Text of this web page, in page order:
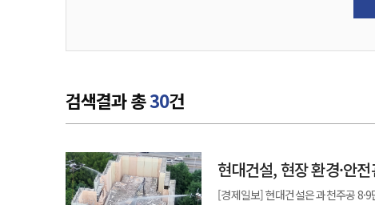
검색결과 총30건
현대건설, 현장 환경·안
[경제일보] 현대건설은 과천주공